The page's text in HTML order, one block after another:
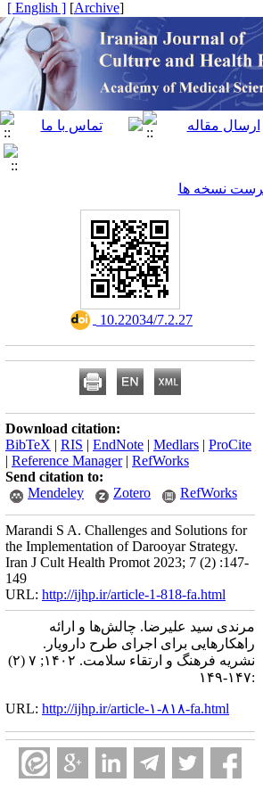
[
Archive
]
[ English ]
نسخه ها
‎ 10.22034/7.2.27
Download citation:
BibTeX | RIS | EndNote | Medlars | ProCite
| Reference Manager| RefWorks
Send citation to:
Mendeley
Zotero RefWorks
Marandi S A. Challenges and Solutions for
the Implementation of Darooyar Strategy.
Iran J Cult Health Promot 2023; 7 (2) :147-
149
URL: http://ijhp.ir/article-1-818-fa.html
مرندی سید علیرضا. چالش‌ها و ارائه
راهکارهایی برای اجرای طرح دارویار.
نشريه فرهنگ و ارتقاء سلامت. ۱۴۰۲; ۷ (۲)
:۱۴۷-۱۴۹
URL: http://ijhp.ir/article-۱-۸۱۸-fa.html